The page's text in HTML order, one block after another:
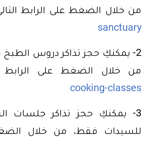
من خلال الضغط على الرابط
sanctuary
2- يمكنكِ حجز تذاكر دروس الطبخ
من خلال الضغط على الرابط
cooking-classes
3- يمكنكِ حجز تذاكر جلسات
للسيدات فقط، من خلال